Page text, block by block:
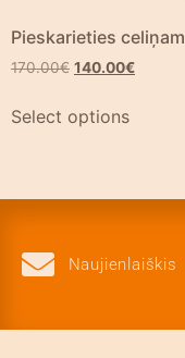
Pieskarieties celiņam
170.00€ 140.00€
Select options
Naujienlaiškis